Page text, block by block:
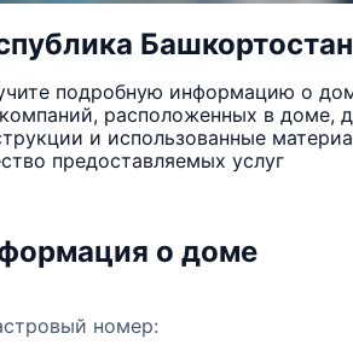
подробную информацию о
расположенных в доме,
и использованные
предоставляемых услуг
о доме
номер: